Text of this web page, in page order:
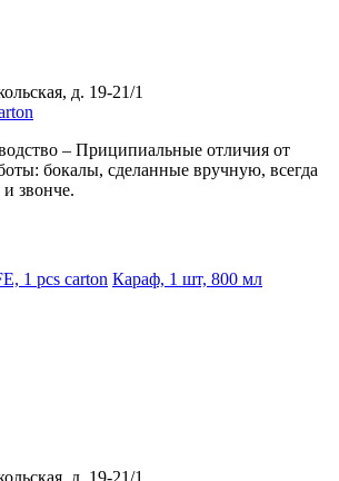
д. 19-21/1
– Приципиальные отличия от
бокалы, сделанные вручную, всегда
звонче.
1 pcs carton Караф, 1 шт, 800 мл
д. 19-21/1